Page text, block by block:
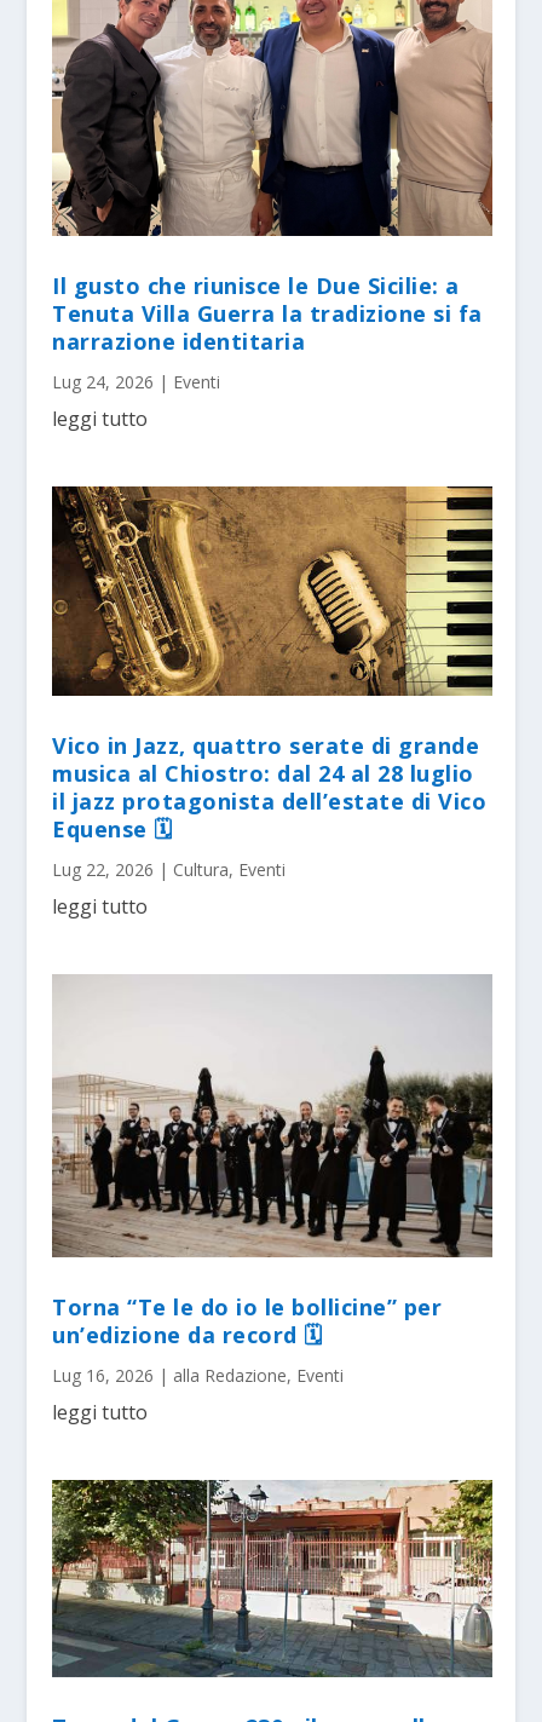
Il gusto che riunisce le Due Sicilie: a
Tenuta Villa Guerra la tradizione si fa
narrazione identitaria
Lug 24, 2026 | Eventi
leggi tutto
Vico in Jazz, quattro serate di grande
musica al Chiostro: dal 24 al 28 luglio
il jazz protagonista dell’estate di Vico
Equense 🗓
Lug 22, 2026 | Cultura, Eventi
leggi tutto
Torna “Te le do io le bollicine” per
un’edizione da record 🗓
Lug 16, 2026 | alla Redazione, Eventi
leggi tutto